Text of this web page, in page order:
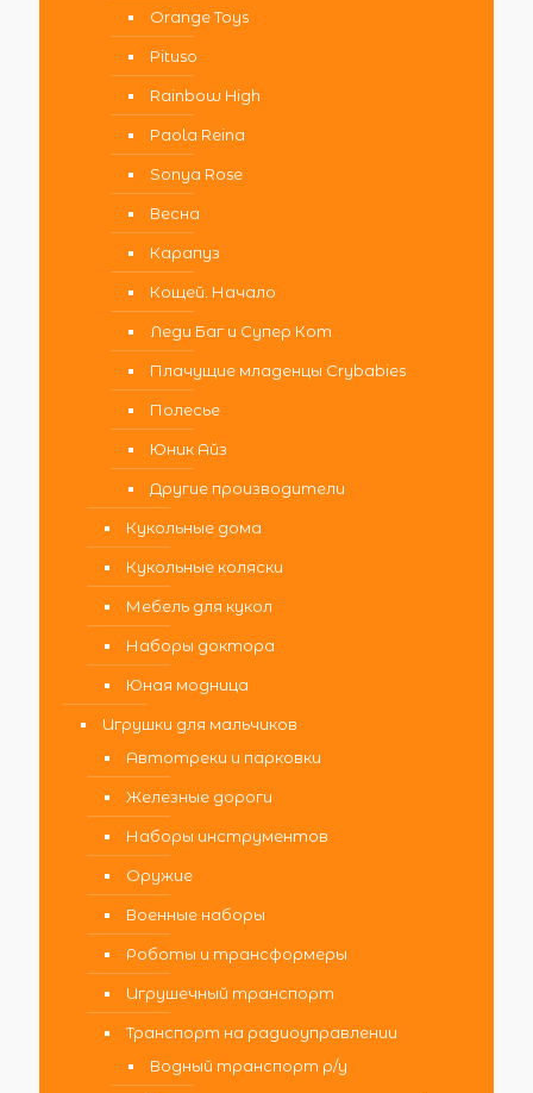
Orange Toys
Pituso
Rainbow High
Paola Reina
Sonya Rose
Весна
Карапуз
Кощей. Начало
Леди Баг и Супер Кот
Плачущие младенцы Crybabies
Полесье
Юник Айз
Другие производители
Кукольные дома
Кукольные коляски
Мебель для кукол
Наборы доктора
Юная модница
Игрушки для мальчиков
Автотреки и парковки
Железные дороги
Наборы инструментов
Оружие
Военные наборы
Роботы и трансформеры
Игрушечный транспорт
Транспорт на радиоуправлении
Водный транспорт р/у